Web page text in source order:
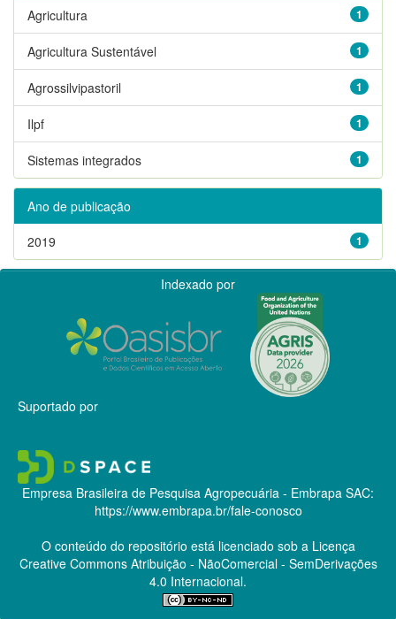
1
Agricultura
1
Agricultura Sustentável
1
Agrossilvipastoril
1
Ilpf
1
Sistemas integrados
Ano de publicação
1
2019
Indexado por
Suportado por
Empresa Brasileira de Pesquisa Agropecuária - Embrapa SAC:
https://www.embrapa.br/fale-conosco
O conteúdo do repositório está licenciado sob a Licença
Creative CommonsAtribuição - NãoComercial - SemDerivações
4.0 Internacional.